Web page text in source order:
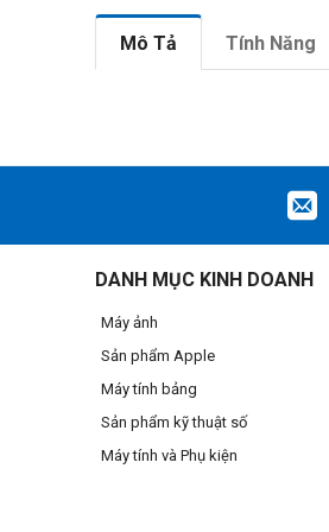
Mô Tả Tính Năng
DANH MỤC KINH DOANH
Máy ảnh
Sản phẩm Apple
Máy tính bảng
Sản phẩm kỹ thuật số
Máy tính và Phụ kiện